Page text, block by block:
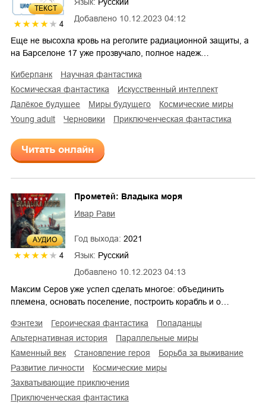
ТЕКСТ
4
Добавлено 10.12.2023 04:12
Еще не высохла кровь на реголите радиационной защиты, а
на Барселоне 17 уже прозвучало, полное надеж…
киберпанк
научная фантастика
космическая фантастика
искусственный интеллект
далёкое будущее
миры будущего
космические миры
young adult
черновики приключенческая фантастика
Читать онлайн
AУДИО
4
Добавлено 10.12.2023 04:13
Прометей: Владыка моря
Ивар Рави
Год выхода: 2021
Язык: Русский
Максим Серов уже успел сделать многое: объединить
племена, основать поселение, построить корабль и о…
фэнтези героическая фантастика
попаданцы
альтернативная история
параллельные миры
каменный век
становление героя
борьба за выживание
развитие личности
космические миры
захватывающие приключения
приключенческая фантастика